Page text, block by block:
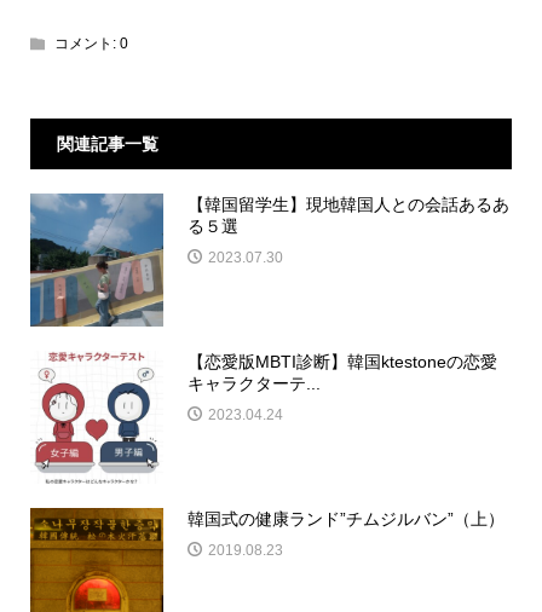
コメント: 0
関連記事一覧
【韓国留学生】現地韓国人との会話あるあ
る５選
2023.07.30
【恋愛版MBTI診断】韓国ktestoneの恋愛
キャラクターテ...
2023.04.24
韓国式の健康ランド”チムジルバン”（上）
2019.08.23